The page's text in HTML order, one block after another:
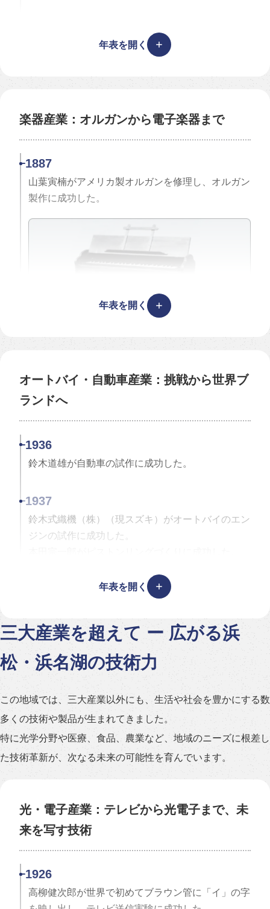
鈴木道雄が格子模様が自動で織れる織機を完成させ
豊田佐吉が完璧な自動織機を完成させた。（G型）
年表を開く
楽器産業：オルガンから電子楽器まで
1887
山葉寅楠がアメリカ製オルガンを修理し、オルガン
製作に成功した。
1899
河合小市が「ピアノアクション」を発明した。
1900
山葉寅楠が国産ピアノ第一号を完成させた。
日本楽器製造（株）（現ヤマハ）が国産初の電子オ
ルガンを開発した。
年表を開く
オートバイ・自動車産業：挑戦から世界ブ
ランドへ
1936
鈴木道雄が自動車の試作に成功した。
1937
鈴木式織機（株）（現スズキ）がオートバイのエン
ジンの試作に成功した。
た。（通常バタバタと言われていた）
1952
鈴木式織機（株）（現スズキ）がオートバイの「パ
ワーフリー号」を発売。
1955
年表を開く
三大産業を超えて ー 広がる浜
松・浜名湖の技術力
この地域では、三大産業以外にも、生活や社会を豊かにする数
多くの技術や製品が生まれてきました。
特に光学分野や医療、食品、農業など、地域のニーズに根差し
た技術革新が、次なる未来の可能性を育んでいます。
光・電子産業：テレビから光電子まで、未
来を写す技術
1926
高柳健次郎が世界で初めてブラウン管に「イ」の字